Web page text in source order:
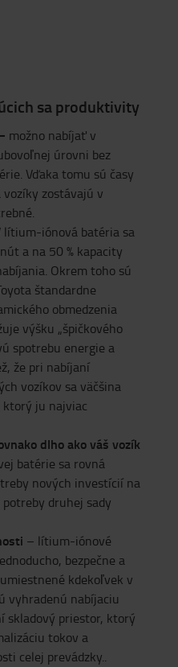
sa produktivity
možno nabíjať v
úrovni bez
Vďaka tomu sú časy
zostávajú v
lítium-iónová batéria sa
a na 50 % kapacity
Okrem toho sú
štandardne
obmedzenia
výšku „špičkového
spotrebu energie a
že pri nabíjaní
vozíkov sa väčšina
ktorý ju najviac
dlho ako váš vozík
batérie sa rovná
nových investícií na
druhej sady
– lítium-iónové
bezpečne a
kdekoľvek v
vyhradenú nabíjaciu
skladový priestor, ktorý
tokov a
celej prevádzky..